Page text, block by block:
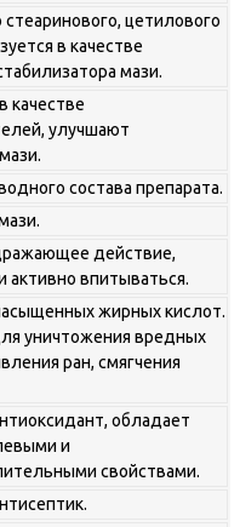
цетилового
в качестве
мази.
качестве
улучшают
состава препарата.
действие,
активно впитываться.
жирных кислот.
уничтожения вредных
ран, смягчения
обладает
и
свойствами.